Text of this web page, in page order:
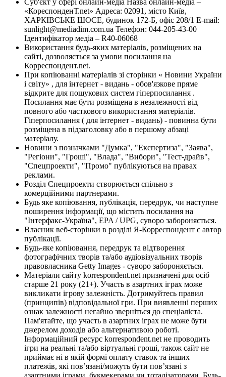
«КореспонденТ.net» Адреса: 02091, місто Київ,
ХАРКІВСЬКЕ ШОСЕ, будинок 172-Б, офіс 208/1 E-mail:
sunlight@mediadim.com.ua Телефон: 044-205-43-00
Ідентифікатор медіа – R40-06068
Використання будь-яких матеріалів, розміщених на
сайті, дозволяється за умови посилання на
Корреспондент.net.
При копіюванні матеріалів зі сторінки « Новини України
і світу» , для інтернет - видань - обов'язкове пряме
відкрите для пошукових систем гіперпосилання .
Посилання має бути розміщена в незалежності від
повного або часткового використання матеріалів.
Гіперпосилання ( для інтернет - видань) - повинна бути
розміщена в підзаголовку або в першому абзаці
матеріалу.
Новини з позначками "Думка", "Експертиза", "Заява",
"Регіони", "Гроші", "Влада", "Вибори", "Тест-драйв",
"Спецпроекти", "Промо" публікуються на правах
реклами.
Розділ Спецпроекти створюється спільно з
комерційними партнерами.
Будь яке копіювання, публікація, передрук, чи наступне
поширення інформації, що містить посилання на
"Інтерфакс-Україна", EPA / UPG, суворо забороняється.
Власник веб-сторінки в розділі Я-Корреспондент є автор
публікації.
Будь-яке копіювання, передрук та відтворення
фотографічних творів та/або аудіовізуальних творів
правовласника Getty Images - суворо забороняється.
Матеріали сайту korrespondent.net призначені для осіб
старше 21 року (21+). Участь в азартних іграх може
викликати ігрову залежність. Дотримуйтесь правил
(принципів) відповідальної гри. При виявленні перших
ознак залежності негайно зверніться до спеціаліста.
Пам'ятайте, що участь в азартних іграх не може бути
джерелом доходів або альтернативою роботі.
Інформаційний ресурс korrespondent.net не проводить
ігри на реальні та/або віртуальні гроші, також сайт не
приймає ні в якій формі оплату ставок та інших
платежів, які пов’язані/можуть бути пов’язані з
азартними іграми, букмекерами чи тоталізаторами. Будь-